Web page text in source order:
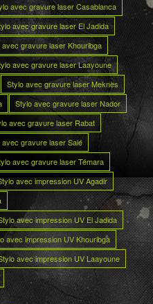
avec gravure laser Casablanca
avec gravure laser El Jadida
avec gravure laser Khouribga
avec gravure laser Laayoune
Stylo avec gravure laser Meknès
Stylo avec gravure laser Nador
avec gravure laser Rabat
avec gravure laser Salé
avec gravure laser Témara
avec impression UV Agadir
avec impression UV El Jadida
avec impression UV Khouribga
avec impression UV Laayoune